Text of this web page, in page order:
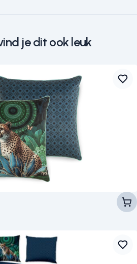
je dit ook leuk